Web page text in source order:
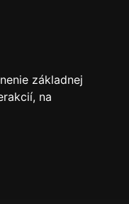
základnej
, na